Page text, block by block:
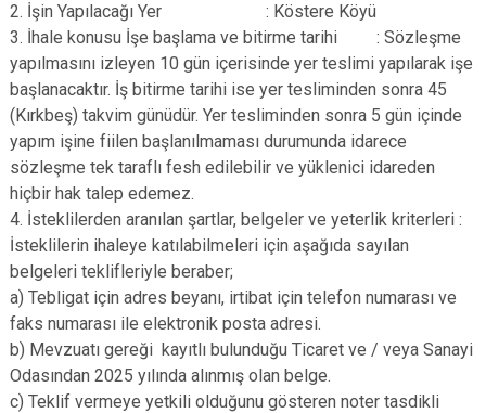
2. İşin Yapılacağı Yer : Köstere Köyü
3. İhale konusu İşe başlama ve bitirme tarihi : Sözleşme
yapılmasını izleyen 10 gün içerisinde yer teslimi yapılarak işe
başlanacaktır. İş bitirme tarihi ise yer tesliminden sonra 45
(Kırkbeş) takvim günüdür. Yer tesliminden sonra 5 gün içinde
yapım işine fiilen başlanılmaması durumunda idarece
sözleşme tek taraflı fesh edilebilir ve yüklenici idareden
hiçbir hak talep edemez.
4. İsteklilerden aranılan şartlar, belgeler ve yeterlik kriterleri :
İsteklilerin ihaleye katılabilmeleri için aşağıda sayılan
belgeleri teklifleriyle beraber;
a) Tebligat için adres beyanı, irtibat için telefon numarası ve
faks numarası ile elektronik posta adresi.
b) Mevzuatı gereği kayıtlı bulunduğu Ticaret ve / veya Sanayi
Odasından 2025 yılında alınmış olan belge.
c) Teklif vermeye yetkili olduğunu gösteren noter tasdikli